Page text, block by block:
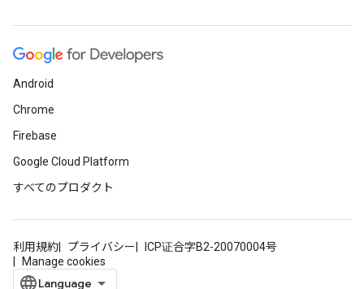
Android
Chrome
Firebase
Google Cloud Platform
すべてのプロダクト
利用規約 プライバシー
ICP证合字B2-20070004号
Manage cookies